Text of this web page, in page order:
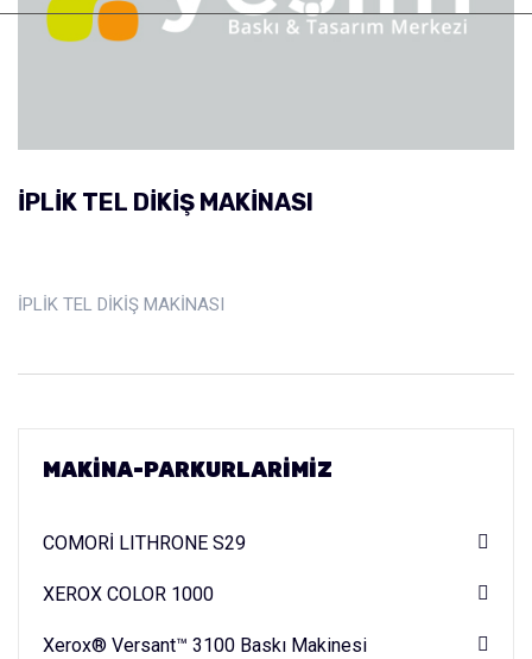
İPLIK TEL DIKIŞ MAKINASI
İPLİK TEL DİKİŞ MAKİNASI
MAKINA-PARKURLARIMIZ
COMORİ LITHRONE S29
XEROX COLOR 1000
Xerox® Versant™ 3100 Baskı Makinesi